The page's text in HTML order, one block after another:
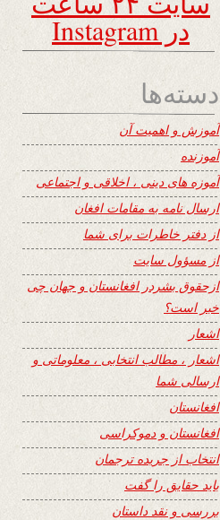
در Instagram
دسته‌ها
آموزش و اهمیت آن
آموزنده
آموزه های دینی ، اخلاقی و اجتماعی
ارسال نامه به مقامات افغان
از دفتر خاطرات برای شما
از مسؤول سایت
ازحقوق بشردر افغانستان و جهان چی
خبر است؟
اشعار
اشعار ، مطالب انتخابی ، معلوماتی و
ارسالی شما
افغانستان
افغانستان و دموکراسی
انتخاب از جریده ترجمان
باید حقایق را گفت
بررسی و نقد داستان